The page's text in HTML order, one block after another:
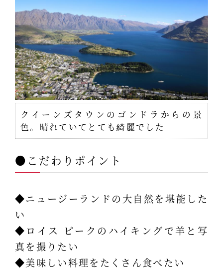
クイーンズタウンのゴンドラからの景
色。晴れていてとても綺麗でした
●こだわりポイント
◆ニュージーランドの大自然を堪能した
い
◆ロイス ピークのハイキングで羊と写
真を撮りたい
◆美味しい料理をたくさん食べたい